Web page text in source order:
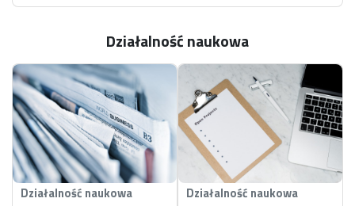
analizując jakie strategie
przyjmują i jakie
Autor książek "Wycena
akcji a sprawozdawczość
finansowa", "Corporate
Financial Communication
in Poland",
"Organizational Change
employ and what
effects they
achieve.
Author of books
"Corporate
Financial
Communication in
Poland",
Działalność naukowa
Działalność naukowa Działalność naukowa